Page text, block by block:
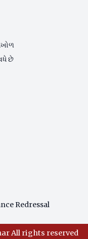
છે
Redressal
All rights reserved